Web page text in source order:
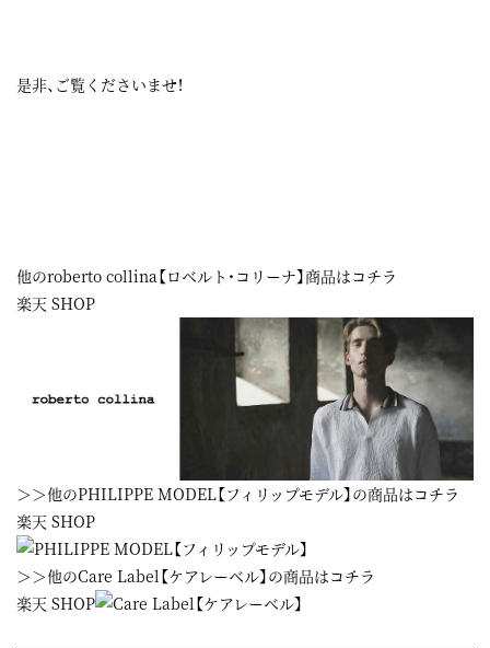
是非、ご覧くださいませ！
他のroberto collina【ロベルト・コリーナ】商品はコチラ
楽天 SHOP
＞＞他のPHILIPPE MODEL【フィリップモデル】の商品はコチラ
楽天 SHOP
＞＞他のCare Label【ケアレーベル】の商品はコチラ
楽天 SHOP